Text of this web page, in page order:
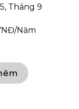
Tháng 9
Năm